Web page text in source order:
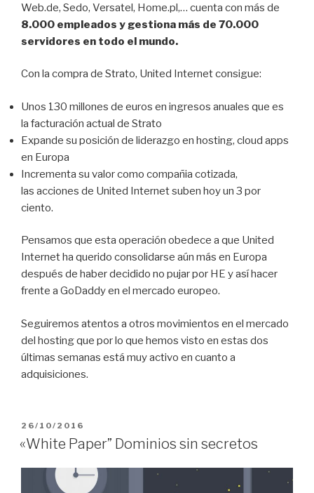
Web.de, Sedo, Versatel, Home.pl,… cuenta con más de
8.000 empleados y gestiona más de 70.000
servidores en todo el mundo.
Con la compra de Strato, United Internet consigue:
Unos 130 millones de euros en ingresos anuales que es
la facturación actual de Strato
Expande su posición de liderazgo en hosting, cloud apps
en Europa
Incrementa su valor como compañia cotizada,
las acciones de United Internet suben hoy un 3 por
ciento.
Pensamos que esta operación obedece a que United
Internet ha querido consolidarse aún más en Europa
después de haber decidido no pujar por HE y así hacer
frente a GoDaddy en el mercado europeo.
Seguiremos atentos a otros movimientos en el mercado
del hosting que por lo que hemos visto en estas dos
últimas semanas está muy activo en cuanto a
adquisiciones.
PUBLICADO
EL
26/10/2016
«White Paper” Dominios sin secretos